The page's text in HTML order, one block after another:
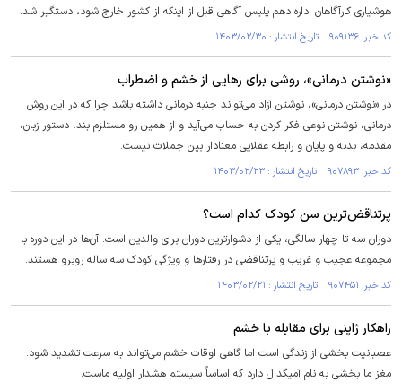
هوشیاری کارآگاهان اداره دهم پلیس آگاهی قبل از اینکه از کشور خارج شود، دستگیر شد.
کد خبر: ۹۰۹۱۳۶ تاریخ انتشار : ۱۴۰۳/۰۲/۳۰
«نوشتن درمانی»، روشی برای رهایی از خشم و اضطراب
در «نوشتن درمانی»، نوشتن آزاد می‌تواند جنبه درمانی داشته باشد چرا که در این روش
درمانی، نوشتن نوعی فکر کردن به حساب می‌آید و از همین رو مستلزم بند، دستور زبان،
مقدمه، بدنه و پایان و رابطه عقلایی معنادار بین جملات نیست.
کد خبر: ۹۰۷۸۹۳ تاریخ انتشار : ۱۴۰۳/۰۲/۲۳
پرتناقض‌ترین سن کودک کدام است؟
دوران سه تا چهار سالگی، یکی از دشوارترین دوران برای والدین است. آن‌ها در این دوره با
مجموعه عجیب و غریب و پرتناقضی در رفتار‌ها و ویژگی کودک سه ساله روبرو هستند.
کد خبر: ۹۰۷۴۵۱ تاریخ انتشار : ۱۴۰۳/۰۲/۲۱
راهکار ژاپنی برای مقابله با خشم
عصبانیت بخشی از زندگی است اما گاهی اوقات خشم می‌تواند به سرعت تشدید شود.
مغز ما بخشی به نام آمیگدال دارد که اساساً سیستم هشدار اولیه ماست.